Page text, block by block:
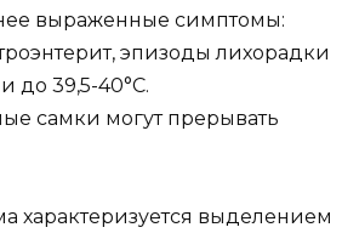
выраженные симптомы:
эпизоды лихорадки
до 39,5-40°C.
самки могут прерывать
характеризуется выделением